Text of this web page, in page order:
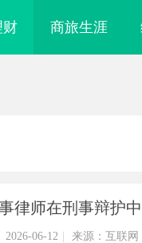
财 商旅生涯
律师在刑事辩护
2026-06-12 来源：互联网